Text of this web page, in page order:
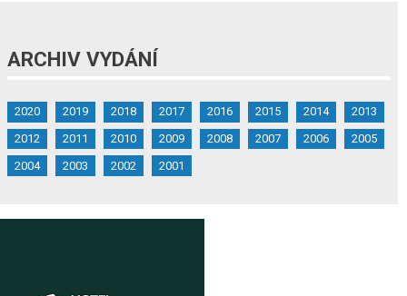
ARCHIV VYDÁNÍ
2020 2019 2018 2017 2016 2015 2014
2013
2012
2011 2010 2009 2008 2007 2006
2005
2004
2003 2002 2001